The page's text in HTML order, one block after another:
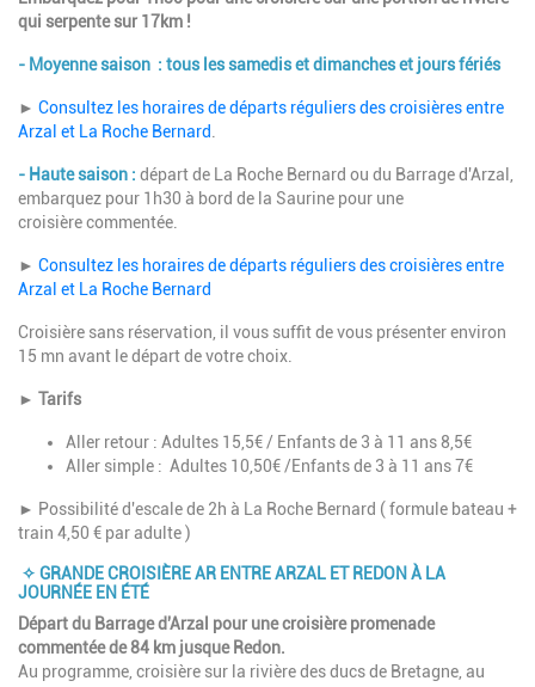
qui serpente sur 17km !
- Moyenne saison : tous les samedis et dimanches et jours fériés
► Consultez les horaires de départs réguliers des croisières entre
Arzal et La Roche Bernard
- Haute saison : départ de La Roche Bernard ou du Barrage d'Arzal,
embarquez pour 1h30 à bord de la Saurine pour une
croisière commentée.
► Consultez les horaires de départs réguliers des croisières entre
Arzal et La Roche Bernard
Croisière sans réservation, il vous suffit de vous présenter environ
15 mn avant le départ de votre choix.
► Tarifs
Aller retour : Adultes 15,5€ / Enfants de 3 à 11 ans 8,5€
Aller simple : Adultes 10,50€ /Enfants de 3 à 11 ans 7€
► Possibilité d'escale de 2h à La Roche Bernard ( formule bateau +
train 4,50 € par adulte )
✧ GRANDE CROISIÈRE AR ENTRE ARZAL ET REDON À LA
JOURNÉE EN ÉTÉ
Départ du Barrage d'Arzal pour une croisière promenade
commentée de 84 km jusque Redon.
Au programme, croisière sur la rivière des ducs de Bretagne, au